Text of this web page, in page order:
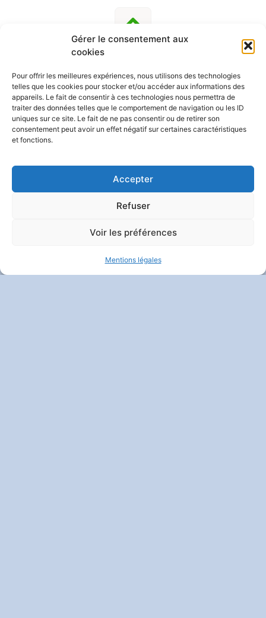
Gérer le consentement aux
cookies
Pour offrir les meilleures expériences, nous utilisons des technologies
telles que les cookies pour stocker et/ou accéder aux informations des
appareils. Le fait de consentir à ces technologies nous permettra de
traiter des données telles que le comportement de navigation ou les ID
uniques sur ce site. Le fait de ne pas consentir ou de retirer son
consentement peut avoir un effet négatif sur certaines caractéristiques
et fonctions.
Accepter
Refuser
Voir les préférences
Mentions légales
SUIVEZ-NOUS
Et Vie Privée| Crédits :Codixis